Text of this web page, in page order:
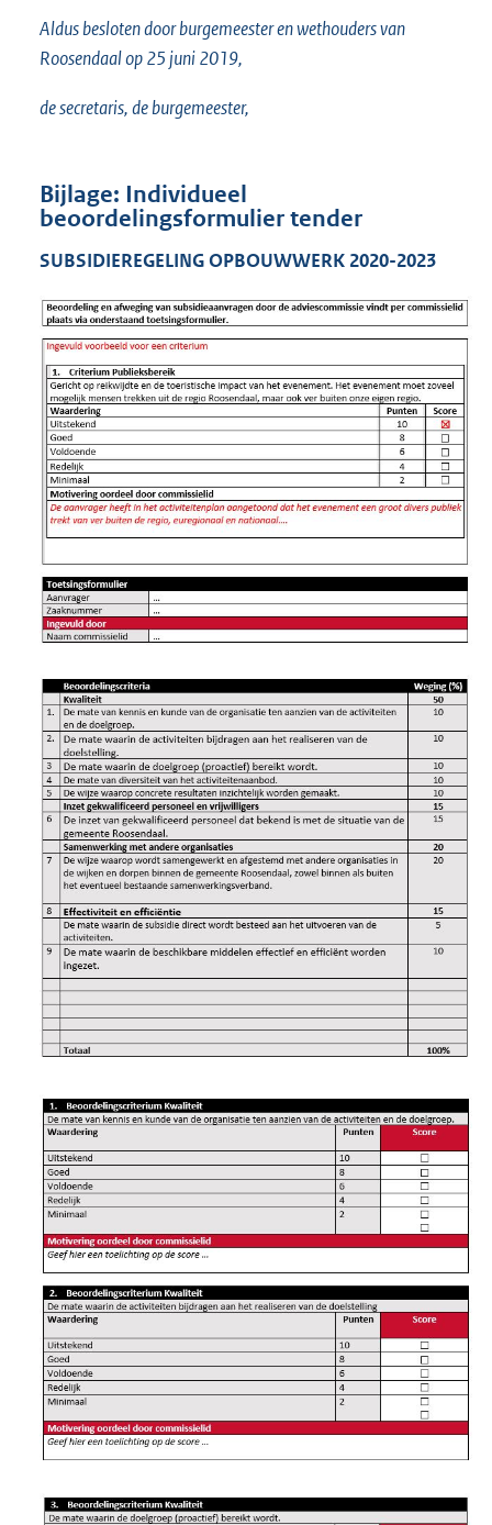
Aldus besloten door burgemeester en wethouders van
Roosendaal op 25 juni 2019,
de secretaris, de burgemeester,
Bijlage: Individueel
beoordelingsformulier tender
SUBSIDIEREGELING OPBOUWWERK 2020-2023